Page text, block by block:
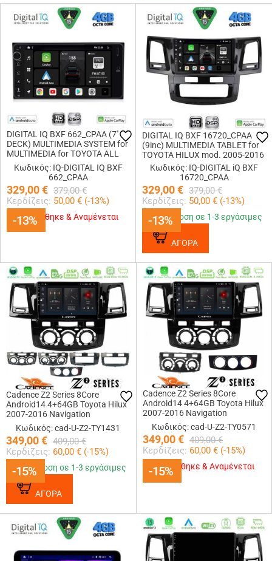
-13%
DIGITAL IQ BXF 662_CPAA (7''
DECK) MULTIMEDIA SYSTEM for
MULTIMEDIA for TOYOTA ALL
(200mm)
Κωδικός: IQ-DIGITAL IQ BXF
662_CPAA
329,00€ 379,00 €
Κερδίζεις: 50,00 € (-13%)
-13%
Εξαντλήθηκε & Αναμένεται -13%
DIGITAL IQ BXF 16720_CPAA
(9inc) MULTIMEDIA TABLET for
TOYOTA HILUX mod. 2005-2016
Κωδικός: IQ-DIGITAL iQ BXF
16720_CPAA
329,00€ 379,00 €
Κερδίζεις: 50,00 € (-13%)
-13%
Παράδοση σε 1-3 εργάσιμες
ΑΓΟΡΑ
-15%
Cadence Z2 Series 8Core
Android14 4+64GB Toyota Hilux
2007-2016 Navigation
Multimedia Tablet 9 Με Carplay
& Android Auto
Κωδικός: cad-U-Z2-TY1431
349,00€ 409,00 €
Κερδίζεις: 60,00 € (-15%)
-15%
Παράδοση σε 1-3 εργάσιμες
ΑΓΟΡΑ
-15%
Cadence Z2 Series 8Core
Android14 4+64GB Toyota Hilux
2007-2016 Navigation
Multimedia Tablet 9 Με Carplay
& Android Auto
Κωδικός: cad-U-Z2-TY0571
349,00€ 409,00 €
Κερδίζεις: 60,00 € (-15%)
-15%
Εξαντλήθηκε & Αναμένεται